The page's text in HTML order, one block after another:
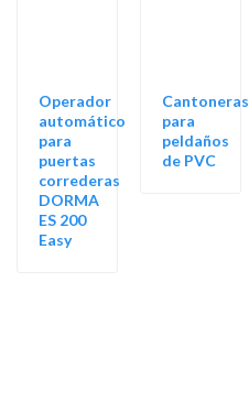
Operador
automático
para
puertas
correderas
DORMA
ES 200
Easy
Cantoneras
para
peldaños
de PVC